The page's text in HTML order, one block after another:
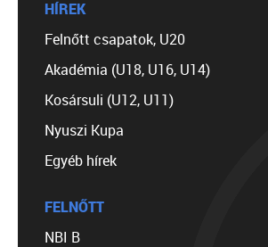
HÍREK
Felnőtt csapatok, U20
Akadémia (U18, U16, U14)
Kosársuli (U12, U11)
Nyuszi Kupa
Egyéb hírek
FELNŐTT
NBI B